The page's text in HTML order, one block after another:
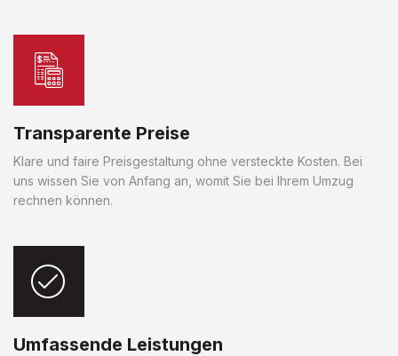
Transparente Preise
Klare und faire Preisgestaltung ohne versteckte Kosten. Bei
uns wissen Sie von Anfang an, womit Sie bei Ihrem Umzug
rechnen können.
Umfassende Leistungen